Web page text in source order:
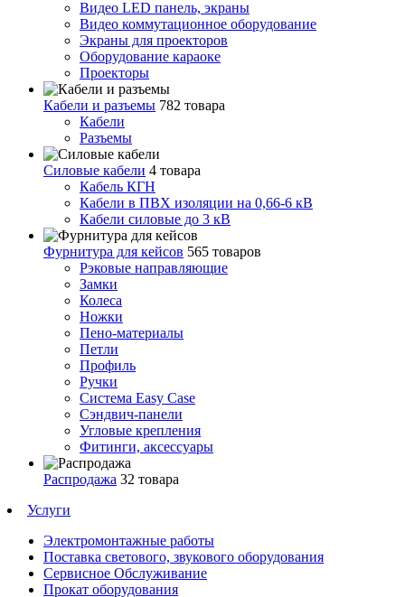
Видео LED панель, экраны
Видео коммутационное оборудование
Экраны для проекторов
Оборудование караоке
Проекторы
Кабели и разъемы 782 товара
Кабели
Разъемы
Силовые кабели 4 товара
Кабель КГН
Кабели в ПВХ изоляции на 0,66-6 кВ
Кабели силовые до 3 кВ
Фурнитура для кейсов 565 товаров
Рэковые направляющие
Замки
Колеса
Ножки
Пено-материалы
Петли
Профиль
Ручки
Система Easy Case
Сэндвич-панели
Угловые крепления
Фитинги, аксессуары
Распродажа 32 товара
Услуги
Электромонтажные работы
Поставка светового, звукового оборудования
Сервисное Обслуживание
Прокат оборудования